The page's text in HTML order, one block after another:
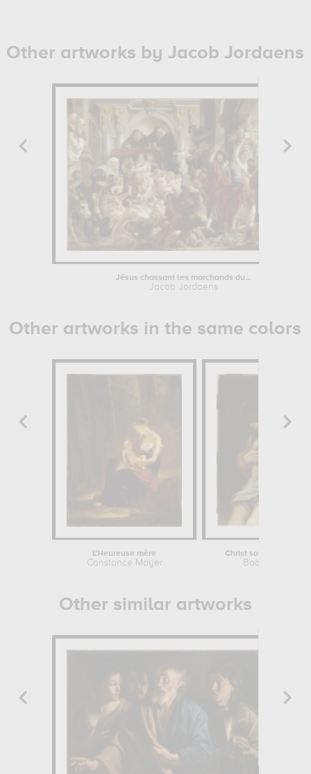
Other artworks by Jacob Jordaens
Jésus chassant les marchands du...
Jacob Jordaens
Other artworks in the same colors
L'Heureuse mère
Constance Mayer
Christ soutenu par
Baccio
Other similar artworks